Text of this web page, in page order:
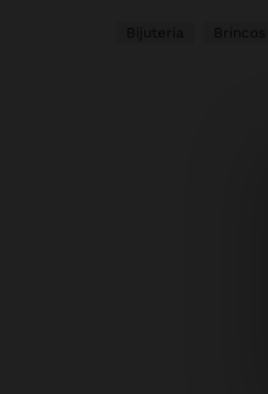
Bijuteria Brincos